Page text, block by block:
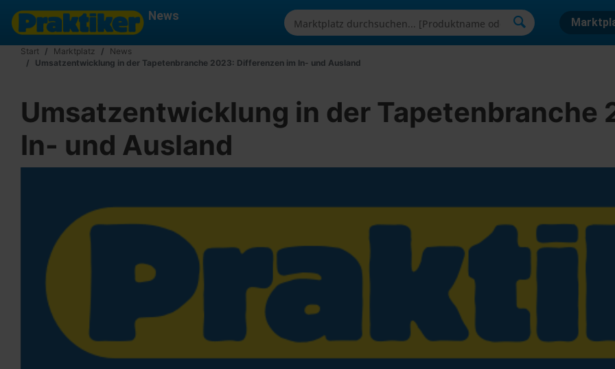
News
Start Marktplatz
News
Umsatzentwicklung in der Tapetenbranche 2023: Differenzen im In- und Ausland
Umsatzentwicklung in der Tapetenbranche
In- und Ausland